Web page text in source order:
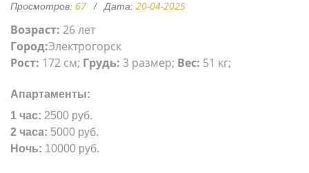
Просмотров: 67 Дата: 20-04-2025
Возраст: 26 лет
Город:Электрогорск
Рост: 172 см; Грудь: 3 размер; Вес: 51 кг;
Апартаменты:
1 час: 2500 руб.
2 часа: 5000 руб.
Ночь: 10000 руб.